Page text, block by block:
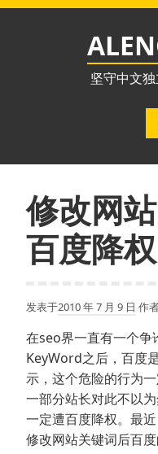
跳
坚守中文
修改网
百度降权
发表于2010 年 7 月 9 日 作
在seo界一直有一个争
KeyWord之后，百度
示，这个危险的行为
一部分站长对此不以
一定遭百度降权。最
修改网站关键词后百度